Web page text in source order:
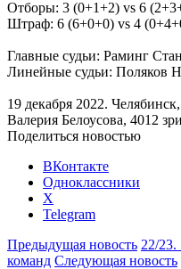
Отборы: 3 (0+1+2) vs 6
Штраф: 6 (6+0+0) vs 4
Главные судьи: Раминг
Линейные судьи: Поляков
19 декабря 2022.
Валерия Белоусова, 4012
Поделиться новостью
ВКонтакте
Одноклассники
X
Telegram
Предыдущая новость 22/
команд Следующая новость